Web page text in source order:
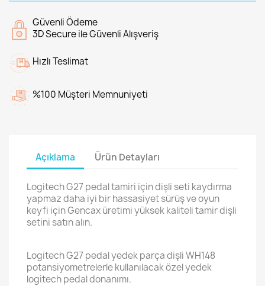
Güvenli Ödeme
3D Secure ile Güvenli Alışveriş
Hızlı Teslimat
%100 Müşteri Memnuniyeti
Açıklama Ürün Detayları
Logitech G27 pedal tamiri için dişli seti kaydırma
yapmaz daha iyi bir hassasiyet sürüş ve oyun
keyfi için Gencax üretimi yüksek kaliteli tamir dişli
setini satın alın.
Logitech G27 pedal yedek parça dişli WH148
potansiyometrelerle kullanılacak özel yedek
logitech pedal donanımı.